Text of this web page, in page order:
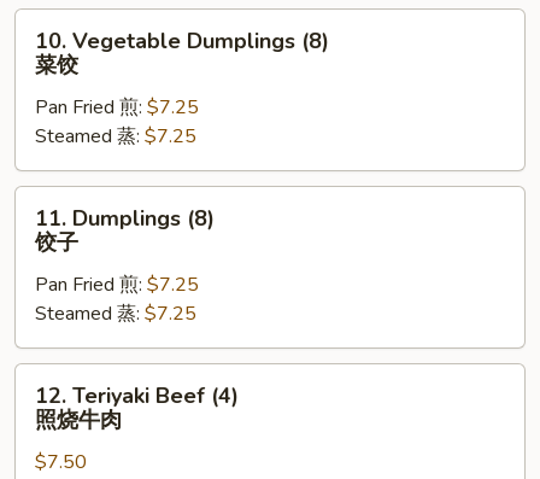
面
Vegetable
Dumplings
(8)
饺
10. Vegetable Dumplings (8)
菜饺
Pan Fried 煎: $7.25
Steamed 蒸: $7.25
Dumplings
(8)
11. Dumplings (8)
饺子
Pan Fried 煎: $7.25
Steamed 蒸: $7.25
Teriyaki
Beef
(4)
12. Teriyaki Beef (4)
照烧牛肉
$7.50